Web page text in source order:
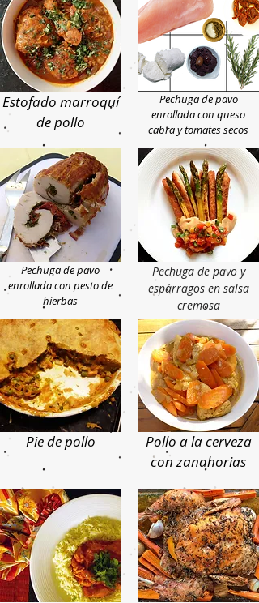
Estofado marroquí
de pollo
Pechuga de pavo
enrollada con pesto de
hierbas
Pechuga de pavo
enrollada con queso
cabra y tomates secos
Pie de pollo
Pechuga de pavo y
espárragos en salsa
cremosa
Pollo a la cerveza
con zanahorias